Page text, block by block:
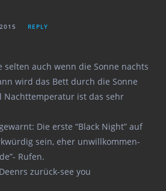
REPLY
selten auch wenn die Sonne nachts
wird das Bett durch die Sonne
Nachttemperatur ist das sehr
Die erste “Black Night” auf
sein, eher unwillkommen-
Rufen.
zurück-see you